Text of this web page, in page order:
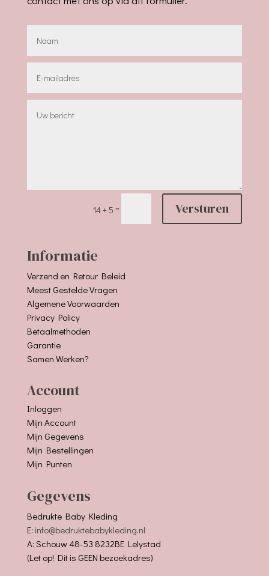
14 + 5 = Versturen
Informatie
Verzend en Retour Beleid
Meest Gestelde Vragen
Algemene Voorwaarden
Privacy Policy
Betaalmethoden
Garantie
Samen Werken?
Account
Inloggen
Mijn Account
Mijn Gegevens
Mijn Bestellingen
Mijn Punten
Gegevens
Bedrukte Baby Kleding
E: info@bedruktebabykleding.nl
A: Schouw 48-53 8232BE Lelystad
(Let op! Dit is GEEN bezoekadres)